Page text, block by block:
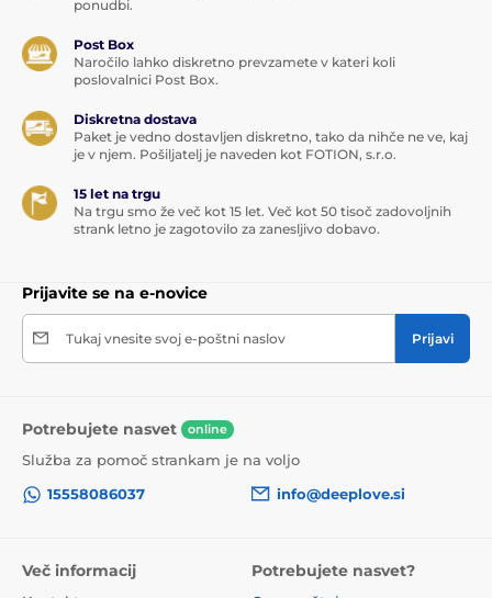
ponudbi.
Post Box
Naročilo lahko diskretno prevzamete v kateri koli
poslovalnici Post Box.
Diskretna dostava
Paket je vedno dostavljen diskretno, tako da nihče ne ve, kaj
je v njem. Pošiljatelj je naveden kot FOTION, s.r.o.
15 let na trgu
Na trgu smo že več kot 15 let. Več kot 50 tisoč zadovoljnih
strank letno je zagotovilo za zanesljivo dobavo.
Prijavite se na e-novice
Tukaj vnesite svoj e-poštni naslov Prijavi
Potrebujete nasvet online
Služba za pomoč strankam je na voljo
15558086037
info@deeplove.si
Več informacij Potrebujete nasvet?